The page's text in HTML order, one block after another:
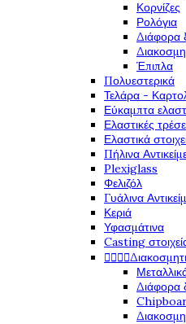
Κορνίζες
Ρολόγια
Διάφορα
Έπιπλα
Πολυεστερικά
Τελάρα -
Εύκαμπτα
Ελαστικές
Ελαστικά
Πήλινα
Plexiglass
Φελιζόλ
Γυάλινα
Κεριά
Υφασμάτινα
Casting

Διάφορα